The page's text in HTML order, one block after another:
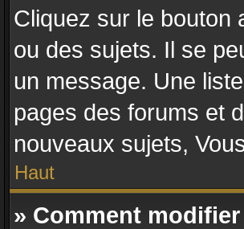
Cliquez sur le bouton
ou des sujets. Il se
un message. Une
pages des forums et
nouveaux sujets,
Haut
» Comment